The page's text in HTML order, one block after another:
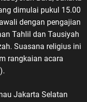
dimulai pukul 15.00
dengan pengajian
Tahlil dan Tausiyah
Suasana religius ini
rangkaian acara
Jakarta Selatan